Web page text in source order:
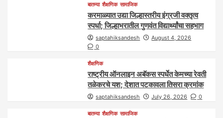
बातम्या शैक्षणिक सामाजिक
करमाळ्यात उद्या जिल्हास्तरीय इंग्रजी वक्तृत्व
स्पर्धा; जिल्हाभरातील गुणवंत विद्यार्थ्यांचा सहभाग
saptahiksandesh
August 4, 2026
0
शैक्षणिक
राष्ट्रीय ऑनलाइन अबॅकस स्पर्धेत केमच्या रेवती
तळेकरचे यश; देशात पटकावला तिसरा क्रमांक
saptahiksandesh July 26, 2026 0
बातम्या शैक्षणिक सामाजिक